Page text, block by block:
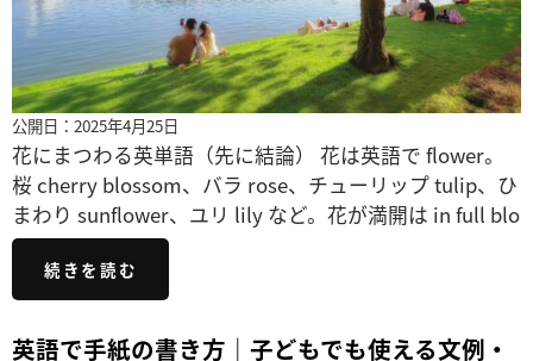
公開日：2025年4月25日
花にまつわる英単語（先に結論） 花は英語で flower。
桜 cherry blossom、バラ rose、チューリップ tulip、ひ
まわり sunflower、ユリ lily など。花が満開は in full blo
続きを読む
英語で手紙の書き方｜子どもでも使える文例・